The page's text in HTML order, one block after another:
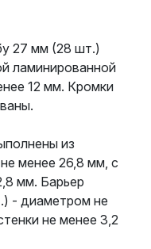
27 мм (28 шт.)
ламинированной
12 мм. Кромки
из
менее 26,8 мм, с
мм. Барьер
- диаметром не
не менее 3,2